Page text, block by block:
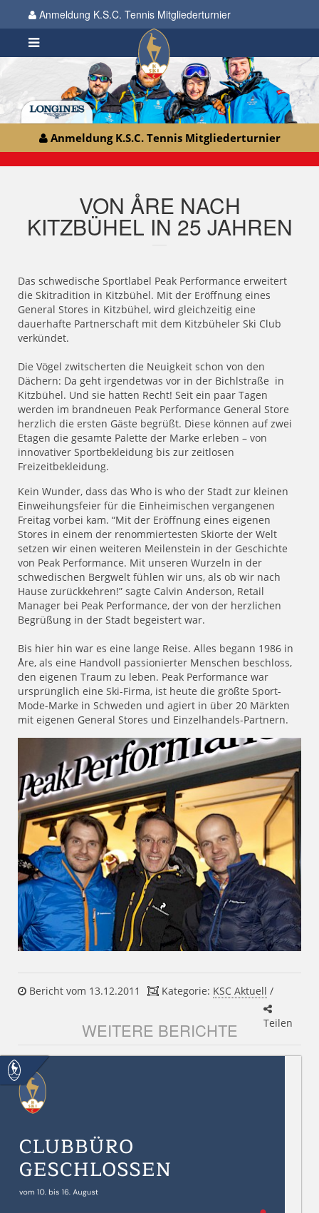
Anmeldung K.S.C. Tennis Mitgliederturnier
Anmeldung K.S.C. Tennis Mitgliederturnier
VON ÅRE NACH
KITZBÜHEL IN 25 JAHREN
Das schwedische Sportlabel Peak Performance erweitert
die Skitradition in Kitzbühel. Mit der Eröffnung eines
General Stores in Kitzbühel, wird gleichzeitig eine
dauerhafte Partnerschaft mit dem Kitzbüheler Ski Club
verkündet.
Die Vögel zwitscherten die Neuigkeit schon von den
Dächern: Da geht irgendetwas vor in der Bichlstraße in
Kitzbühel. Und sie hatten Recht! Seit ein paar Tagen
werden im brandneuen Peak Performance General Store
herzlich die ersten Gäste begrüßt. Diese können auf zwei
Etagen die gesamte Palette der Marke erleben – von
innovativer Sportbekleidung bis zur zeitlosen
Freizeitbekleidung.
Kein Wunder, dass das Who is who der Stadt zur kleinen
Einweihungsfeier für die Einheimischen vergangenen
Freitag vorbei kam. “Mit der Eröffnung eines eigenen
Stores in einem der renommiertesten Skiorte der Welt
setzen wir einen weiteren Meilenstein in der Geschichte
von Peak Performance. Mit unseren Wurzeln in der
schwedischen Bergwelt fühlen wir uns, als ob wir nach
Hause zurückkehren!” sagte Calvin Anderson, Retail
Manager bei Peak Performance, der von der herzlichen
Begrüßung in der Stadt begeistert war.
Bis hier hin war es eine lange Reise. Alles begann 1986 in
Åre, als eine Handvoll passionierter Menschen beschloss,
den eigenen Traum zu leben. Peak Performance war
ursprünglich eine Ski-Firma, ist heute die größte Sport-
Mode-Marke in Schweden und agiert in über 20 Märkten
mit eigenen General Stores und Einzelhandels-Partnern.
Bericht vom 13.12.2011 Kategorie: KSC Aktuell /
Teilen
WEITERE BERICHTE